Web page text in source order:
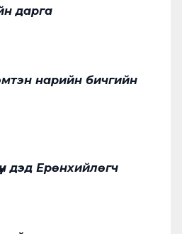
дарга
нарийн бичгийн
дэд Ерөнхийлөгч